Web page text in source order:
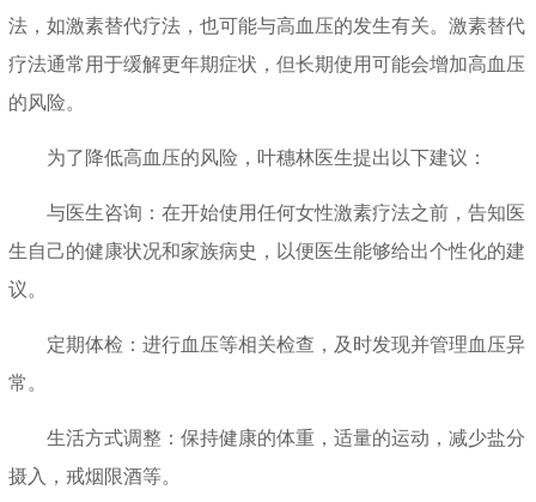
法，如激素替代疗法，也可能与高血压的发生有关。激素替代
疗法通常用于缓解更年期症状，但长期使用可能会增加高血压
的风险。
为了降低高血压的风险，叶穗林医生提出以下建议：
与医生咨询：在开始使用任何女性激素疗法之前，告知医
生自己的健康状况和家族病史，以便医生能够给出个性化的建
议。
定期体检：进行血压等相关检查，及时发现并管理血压异
常。
生活方式调整：保持健康的体重，适量的运动，减少盐分
摄入，戒烟限酒等。